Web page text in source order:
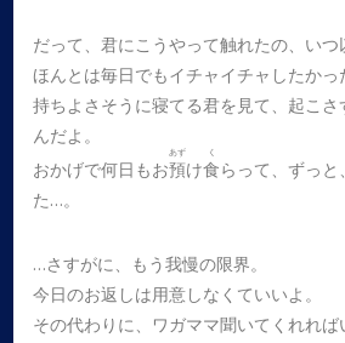
だって、君にこうやって触れたの、いつ
ほんとは毎日でもイチャイチャしたか
持ちよさそうに寝てる君を見て、起こ
んだよ。
おかげで何日もお預
あず
け食
く
らって、ずっ
た…。
…さすがに、もう我慢の限界。
今日のお返しは用意しなくていいよ。
その代わりに、ワガママ聞いてくれれば